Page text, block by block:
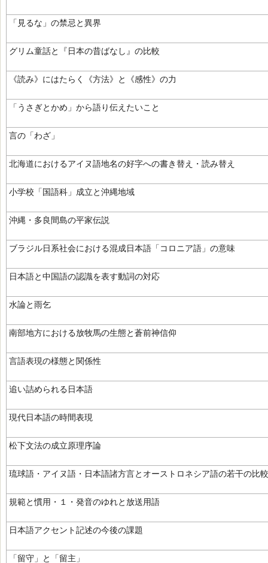
「見るな」の禁忌と異界
グリム童話と『日本の昔ばなし』の比較
《読み》にはたらく《方法》と《感性》の力
「うさぎとかめ」から語り伝えたいこと
言の「わざ」
北海道におけるアイヌ語地名の好字への書き替え・読み替え
小学校「国語科」成立と沖縄地域
沖縄・多良間島の平家伝説
ブラジル日系社会における混成日本語「コロニア語」の意味
日本語と中国語の認識を表す動詞の対応
水論と雨乞
南部地方における放牧馬の生態と蒼前神信仰
言語表現の様態と関係性
追い詰められる日本語
現代日本語の時間表現
松下文法の成立原理序論
琉球語・アイヌ語・日本語諸方言とオーストロネシア語の若干の比較
規範と慣用・１・発音のゆれと放送用語
日本語アクセント記述の今後の課題
「留守」と「留主」